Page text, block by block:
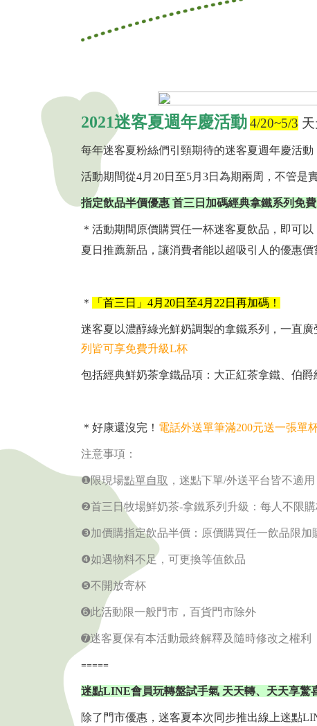
2021迷客夏週年慶活動4/20~5/3
每年迷客夏粉絲們引頸期待的迷客夏週年慶活動
活動期間從4月20日至5月3日為期兩周，不管是
指定飲品半價優惠 首三日加碼經典拿鐵系列免
＊活動期間原價購買任一杯迷客夏飲品，即可以
夏日推薦新品，讓消費者能以超吸引人的優惠價
＊ 「首三日」4月20日至4月22日再加碼！
迷客夏以濃醇綠光鮮奶調製的拿鐵系列，一直
列皆可享免費升級L杯
包括經典鮮奶茶拿鐵品項：大正紅茶拿鐵、伯
＊好康還沒完！ 電話外送單筆滿200元送一張單
注意事項：
❶限現場點單自取 ，迷點下單/外送平台皆不適用
❷首三日牧場鮮奶茶-拿鐵系列升級：每人不限
❸加價購指定飲品半價：原價購買任一飲品限
❹如遇物料不足，可更換等值飲品
❺不開放寄杯
➏此活動限一般門市，百貨門市除外
➐迷客夏保有本活動最終解釋及隨時修改之權利
=====
迷點LINE會員玩轉盤試手氣 天天轉、天天享驚
除了門市優惠，迷客夏本次同步推出線上迷點